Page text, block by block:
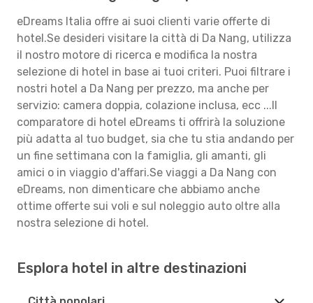
eDreams Italia offre ai suoi clienti varie offerte di
hotel.Se desideri visitare la città di Da Nang, utilizza
il nostro motore di ricerca e modifica la nostra
selezione di hotel in base ai tuoi criteri. Puoi filtrare i
nostri hotel a Da Nang per prezzo, ma anche per
servizio: camera doppia, colazione inclusa, ecc ...Il
comparatore di hotel eDreams ti offrirà la soluzione
più adatta al tuo budget, sia che tu stia andando per
un fine settimana con la famiglia, gli amanti, gli
amici o in viaggio d'affari.Se viaggi a Da Nang con
eDreams, non dimenticare che abbiamo anche
ottime offerte sui voli e sul noleggio auto oltre alla
nostra selezione di hotel.
Esplora hotel in altre destinazioni